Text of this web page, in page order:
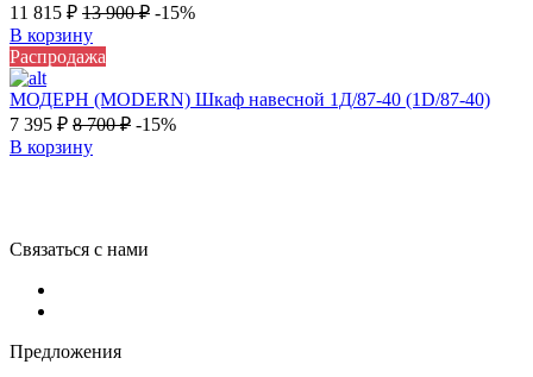
11 815 ₽ 13 900₽ -15%
В корзину
Распродажа
МОДЕРН (MODERN) Шкаф навесной 1Д/87-40 (1D/87-40)
7 395 ₽ 8 700₽ -15%
В корзину
Связаться с нами
Предложения